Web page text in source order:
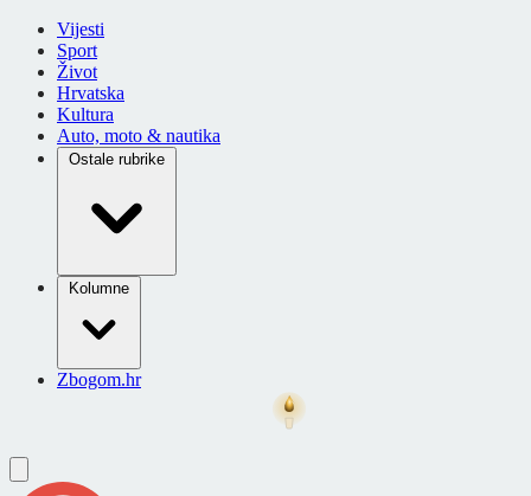
Vijesti
Sport
Život
Hrvatska
Kultura
Auto, moto & nautika
Ostale rubrike
Kolumne
Zbogom.hr